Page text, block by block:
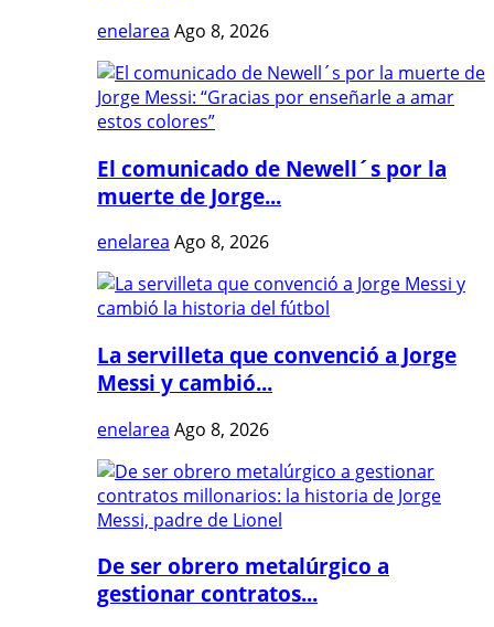
enelarea Ago 8, 2026
El comunicado de Newell´s por la
muerte de Jorge...
enelarea Ago 8, 2026
La servilleta que convenció a Jorge
Messi y cambió...
enelarea Ago 8, 2026
De ser obrero metalúrgico a
gestionar contratos...